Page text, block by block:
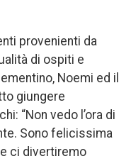
provenienti da
di ospiti e
Noemi ed il
giungere
“Non vedo l’ora di
Sono felicissima
ci divertiremo